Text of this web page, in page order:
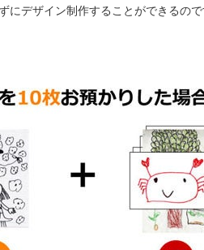
にデザイン制作することができるの